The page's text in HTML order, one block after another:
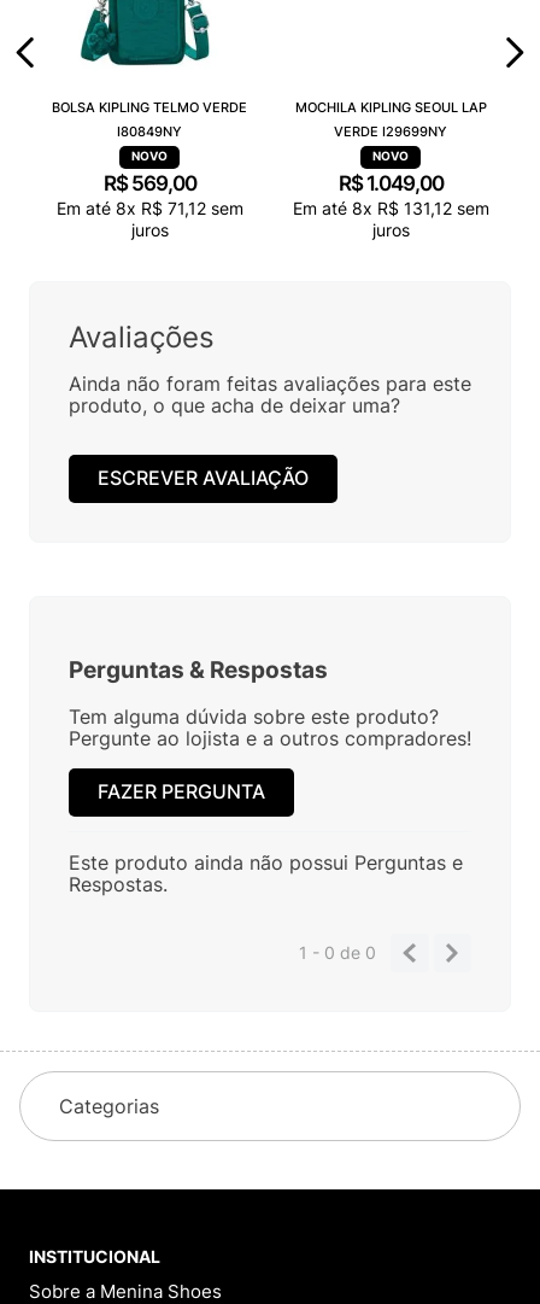
BOLSA KIPLING TELMO VERDE
I80849NY
R$ 569,00
Em até 8x R$ 71,12sem
juros
MOCHILA KIPLING SEOUL LAP
VERDE I29699NY
R$ 1.049,00
Em até 8x R$ 131,12sem
juros
Avaliações
Ainda não foram feitas avaliações para este
produto, o que acha de deixar uma?
ESCREVER AVALIAÇÃO
Perguntas & Respostas
Tem alguma dúvida sobre este produto?
Pergunte ao lojista e a outros compradores!
FAZER PERGUNTA
Este produto ainda não possui Perguntas e
Respostas.
1 - 0de 0
Categorias
INSTITUCIONAL
Sobre a Menina Shoes